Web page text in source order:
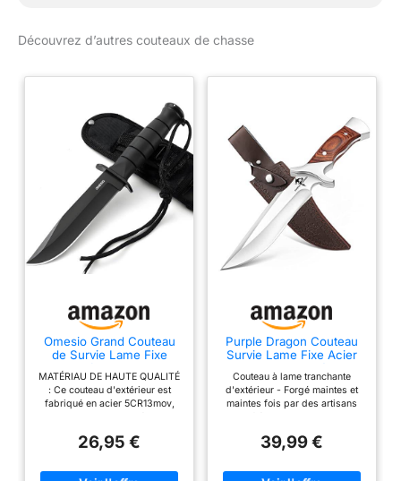
Découvrez d’autres couteaux de chasse
Omesio Grand Couteau
de Survie Lame Fixe
Bushcraft Noir Fourreau
Nylon
MATÉRIAU DE HAUTE QUALITÉ
: Ce couteau d'extérieur est
fabriqué en acier 5CR13mov,
performances fiables lors de
air. POIGNÉE ERGONOMIQUE :
26,95 €
Purple Dragon Couteau
Survie Lame Fixe Acier
Étui Cuir
Couteau à lame tranchante
d'extérieur - Forgé maintes et
maintes fois par des artisans
également un traitement
sorte qu'il a une dureté, une
39,99 €